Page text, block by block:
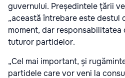
guvernului. Președintele țării
„această întrebare este destul
moment, dar responsabilitatea
tuturor partidelor.
„Cel mai important, și
partidele care vor veni la